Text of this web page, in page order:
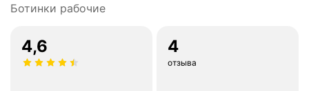
Ботинки рабочие
4,6 4
отзыва